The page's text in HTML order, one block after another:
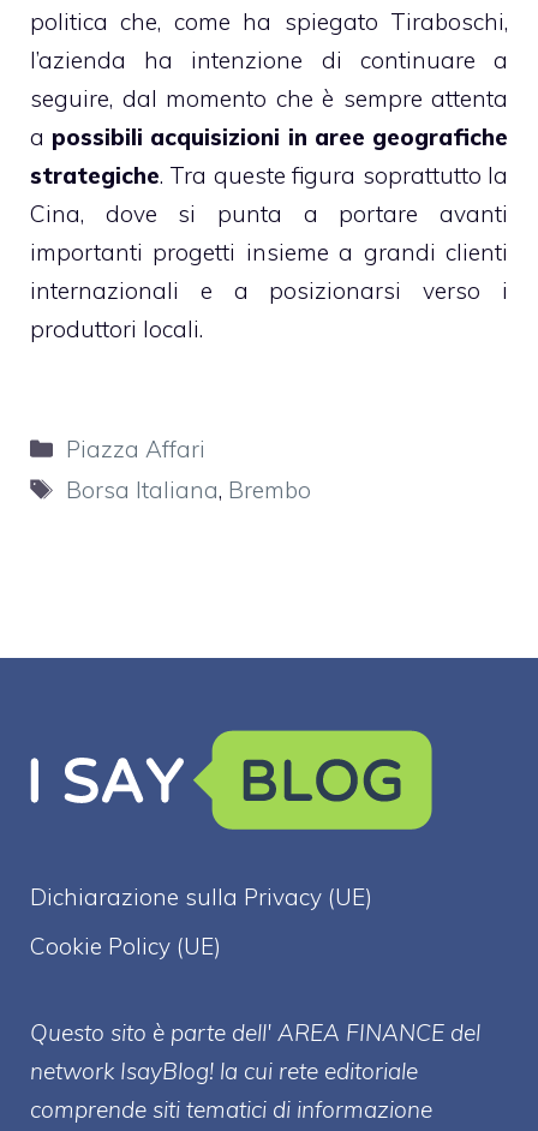
politica che, come ha spiegato Tiraboschi,
l’azienda ha intenzione di continuare a
seguire, dal momento che è sempre attenta
a possibili acquisizioni in aree geografiche
strategiche. Tra queste figura soprattutto la
Cina, dove si punta a portare avanti
importanti progetti insieme a grandi clienti
internazionali e a posizionarsi verso i
produttori locali.
Categorie
Piazza Affari
Tag
Borsa Italiana, Brembo
Dichiarazione sulla Privacy (UE)
Cookie Policy (UE)
Questo sito è parte dell' AREA FINANCE del
network IsayBlog! la cui rete editoriale
comprende siti tematici di informazione